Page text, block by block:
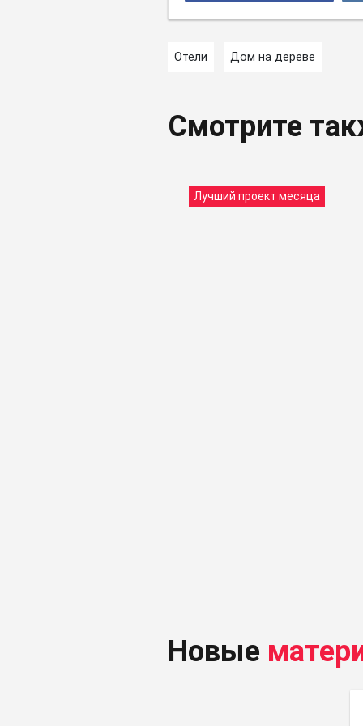
Отели Дом на дереве
Смотрите
Лучший проект месяца
Новые